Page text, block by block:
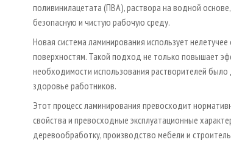
поливинилацетата (ПВА), раствора на водной
безопасную и чистую рабочую среду.
Новая система ламинирования использует
поверхностям. Такой подход не только повышает
необходимости использования растворителей
здоровье работников.
Этот процесс ламинирования превосходит
свойства и превосходные эксплуатационные
деревообработку, производство мебели и